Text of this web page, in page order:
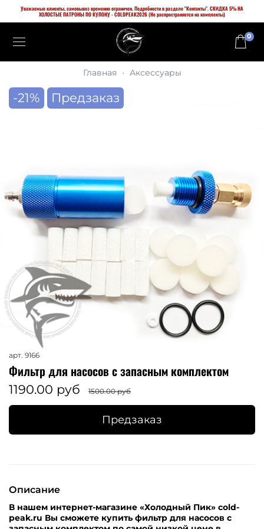
Уважаемые клиенты, самовывоз временно ограничен. Подробности в разделе "Контакты". СКИДКА 5% НА
ХОЛОСТЫЕ ПАТРОНЫ ПО КУПОНУ - COLDPEAK2026 (Не распространяется на комплекты)
0
Главная Аксессуары
-21% Предзаказ
арт. 9166
Фильтр для насосов с запасным комплектом
1190.00 руб 1500.00 руб
Предзаказ
Описание
В нашем интернет-магазине «Холодный Пик» cold-
peak.ru Вы сможете купить фильтр для насосов с